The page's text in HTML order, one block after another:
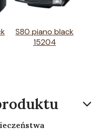
S80 piano black
15204